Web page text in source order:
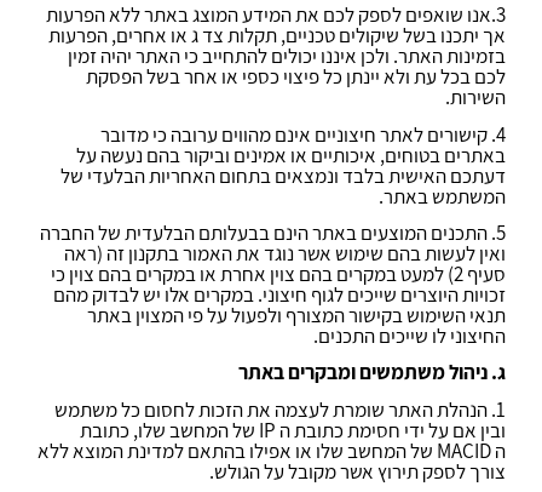
3.אנו שואפים לספק לכם את המידע המוצג באתר ללא הפרעות
אך יתכנו בשל שיקולים טכניים, תקלות צד ג או אחרים, הפרעות
בזמינות האתר. ולכן איננו יכולים להתחייב כי האתר יהיה זמין
לכם בכל עת ולא יינתן כל פיצוי כספי או אחר בשל הפסקת
השירות.
4. קישורים לאתר חיצוניים אינם מהווים ערובה כי מדובר
באתרים בטוחים, איכותיים או אמינים וביקור בהם נעשה על
דעתכם האישית בלבד ונמצאים בתחום האחריות הבלעדי של
המשתמש באתר.
5. התכנים המוצעים באתר הינם בבעלותם הבלעדית של החברה
ואין לעשות בהם שימוש אשר נוגד את האמור בתקנון זה (ראה
סעיף 2) למעט במקרים בהם צוין אחרת או במקרים בהם צוין כי
זכויות היוצרים שייכים לגוף חיצוני. במקרים אלו יש לבדוק מהם
תנאי השימוש בקישור המצורף ולפעול על פי המצוין באתר
החיצוני לו שייכים התכנים.
ג. ניהול משתמשים ומבקרים באתר
1. הנהלת האתר שומרת לעצמה את הזכות לחסום כל משתמש
ובין אם על ידי חסימת כתובת ה IP של המחשב שלו, כתובת
הMACID של המחשב שלו או אפילו בהתאם למדינת המוצא ללא
צורך לספק תירוץ אשר מקובל על הגולש.